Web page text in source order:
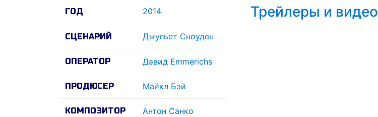
ГОД 2014
СЦЕНАРИЙ Джульет Сноуден
ОПЕРАТОР Дэвид Emmerichs
ПРОДЮСЕР Майкл Бэй
КОМПОЗИТОР Антон Санко
Трейлеры и видео